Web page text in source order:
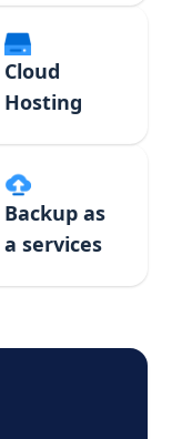
Cloud
Hosting
Backup as
a services